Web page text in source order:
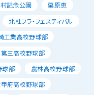
記念公園
栗原恵
北杜フラ・フェスティバル
工業高校野球部
三高校野球部
球部
農林高校野球部
府高校野球部